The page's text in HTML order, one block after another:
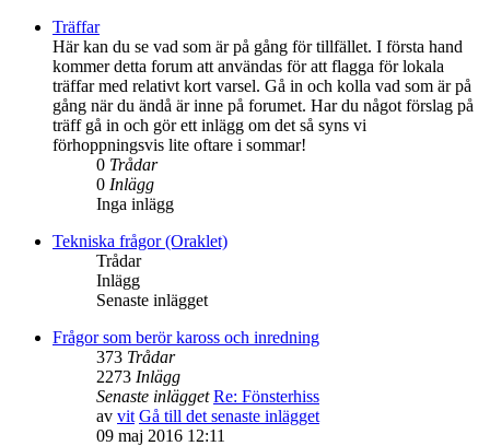
Träffar
Här kan du se vad som är på gång för tillfället. I första hand
kommer detta forum att användas för att flagga för lokala
träffar med relativt kort varsel. Gå in och kolla vad som är på
gång när du ändå är inne på forumet. Har du något förslag på
träff gå in och gör ett inlägg om det så syns vi
förhoppningsvis lite oftare i sommar!
0 Trådar
0 Inlägg
Inga inlägg
Tekniska frågor (Oraklet)
Trådar
Inlägg
Senaste inlägget
Frågor som berör kaross och inredning
373 Trådar
2273 Inlägg
Senaste inlägget Re: Fönsterhiss
av vit Gå till det senaste inlägget
09 maj 2016 12:11